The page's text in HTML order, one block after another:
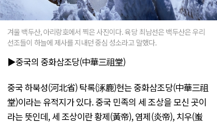
겨울 백두산, 아리랑호에서 찍은 사진이다. 육당 최남선은 백두산은 우리
선조들이 하늘에 제사를 지내던 중심 성소라고 말했다.
▶중국의 중화삼조당(中華三祖堂)
중국 하북성(河北省) 탁록(涿鹿)현는 중화삼조당(中華三祖
堂)이라는 유적지가 있다. 중국 민족의 세 조상을 모신 곳이
라는 뜻인데, 세 조상이란 황제(黃帝), 염제(炎帝), 치우(蚩